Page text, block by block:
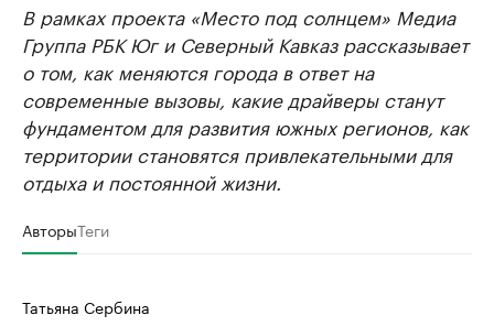
В рамках проекта «Место под солнцем» Медиа
Группа РБК Юг и Северный Кавказ рассказывает
о том, как меняются города в ответ на
современные вызовы, какие драйверы станут
фундаментом для развития южных регионов, как
территории становятся привлекательными для
отдыха и постоянной жизни.
АвторыТеги
Татьяна Сербина